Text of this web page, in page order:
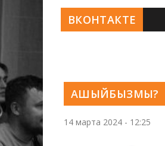
АШЫЙБЫЗМЫ?
14 марта 2024 - 12:25
ВКОНТАКТЕ